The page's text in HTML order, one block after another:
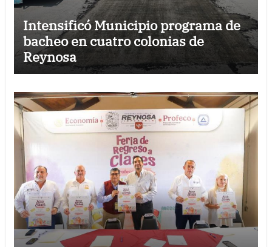
Intensificó Municipio programa de
bacheo en cuatro colonias de
Reynosa